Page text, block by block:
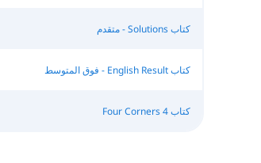
كتاب Solutions - متقدم
كتاب English Result - فوق المتوسط
كتاب Four Corners 4